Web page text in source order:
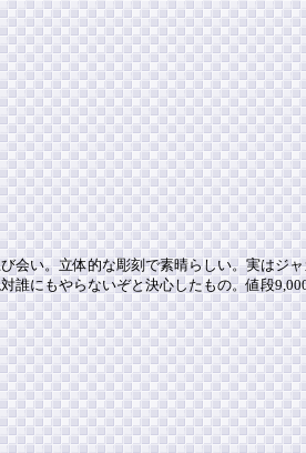
会い。立体的な彫刻で素晴らしい。実はジ
誰にもやらないぞと決心したもの。値段